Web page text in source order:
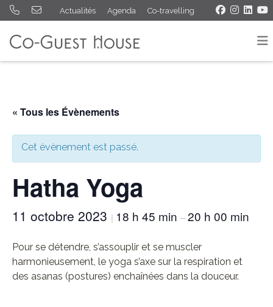
Actualités Agenda Co-travelling
« Tous les Évènements
Cet évènement est passé.
Hatha Yoga
11 octobre 2023 | 18 h 45 min –20 h 00 min
Pour se détendre, s’assouplir et se muscler
harmonieusement, le yoga s’axe sur la respiration et
des asanas (postures) enchaînées dans la douceur.